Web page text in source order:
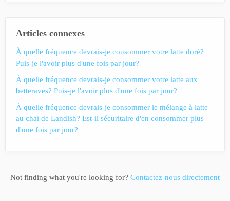
Articles connexes
À quelle fréquence devrais-je consommer votre latte doré?
Puis-je l'avoir plus d'une fois par jour?
À quelle fréquence devrais-je consommer votre latte aux
betteraves? Puis-je l'avoir plus d'une fois par jour?
À quelle fréquence devrais-je consommer le mélange à latte
au chaï de Landish? Est-il sécuritaire d'en consommer plus
d'une fois par jour?
Not finding what you're looking for? Contactez-nous directement